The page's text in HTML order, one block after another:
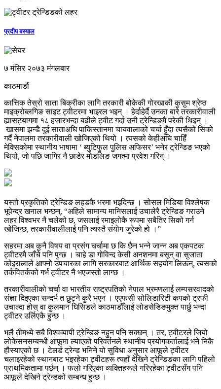
प्रदीप बस्याल
७ मंसिर २०७३ मंगलबार
काठमाडौं
कात्तिक तेस्रो साता बिक्रीका लागि तरकारी बोकेकी गोरखाकी कुसुम श्रेष्ठ
माइक्रोब्लगिङ साइट ट्वीटरमा भाइरल भइन् । हेर्दाहेर्दै उनका बारे तरकारीवाली
ह्यासट्यागमा १८ हजारभन्दा बढीले ट्वीट गर्दा उनी ट्रेन्डिङमै परेकी थिइन् ।
खासमा झन्डै दुई साताअघि पाकिस्तानमा चायवालाको चर्चा हुँदा त्यसैको सिको
गर्दै नेपालमा तरकारीवाली खोजिएको थियो । त्यसको केहीअघि चाहिँ
मेक्सिकोमा स्थानीय भाषामा ‘ ब्युटिफुल पुलिस अफिसर’ भनेर ट्रेन्डिङ भएको
थियो, जो पछि जागिर नै छाडेर मोडलिङ जगत्मा प्रवेश गरिन् ।
यस्तो प्रकृतिको ट्रेन्डिङ लहडकै भरमा भइदिन्छ । सोसल मिडिया विश्लेषक
भूपेन्द्र खनाल भन्छन्, “अहिले सामान्य मानिसलाई उचालेरै ट्रेन्डिङ गराउने
लहर विश्वभर नै चलेको छ, जसलाई रमाइलोकै रूपमा सबैतिर सिको गर्न
खोजिन्छ, तरकारीवालीलाई पनि त्यस्तै संयोग जुरेको हो ।”
सहरमा अब कुनै विषय वा प्रसंग चर्चामा छ कि छैन भन्ने जान्न अब एकपटक
ट्वीटरमै जाँचे पनि पुग्छ । चाहे डा गोविन्द केसी अनशनमा बसून् वा सुजाता
कोइरालाले आफ्नो उपचारका लागि सरकारबाट आर्थिक सहयोग लिऊन्, त्यसको
तर्कवितर्कको गर्भ ट्वीटर नै भएजस्तो लाग्छ ।
तरकारीवालीको चर्चा वा भारतीय राष्ट्रपतिको नेपाल भ्रमणलाई लम्पसरवादको
संज्ञा दिइएका सन्दर्भ त छुट्ने कुरै भएन । एएफसी सोलिडारिटी कपको ट्रफी
उचाल्दा होस् वा कुलमान घिसिङले काठमाडौँलाई लोडसेडिङमुक्त पार्छु भन्दा
ट्वीटर उर्लिएकै हुन्छ ।
भलै तीमध्ये सबै विश्वव्यापी ट्रेन्डिङ नहुन पनि सक्छन् । तर, ट्वीटरले जियो
लोकेसनसम्बन्धी आफूमा ल्याएको परिवर्तनले स्थानीय प्रयोगकर्तालाई भने निकै
हौस्याएको छ । टेलर्ड ट्रेन्ड भनिने यो सुविधा अनुसार आफूले ट्वीटर
चलाइरहेको स्थानबाट भइरहेका ट्वीटहरू त्यहाँ देखिने ट्रेन्डिङका लागि पहिलो
प्राथमिकतामा पर्छन् । फलो गरिएका व्यक्तिहरूले गरिरहेका ट्वीटसँग पनि
आफूले देखिने ट्रेन्डको सम्बन्ध हुन्छ ।